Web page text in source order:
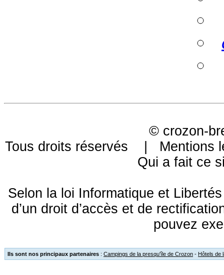
© crozon-
Tous droits réservés | Mentions
Qui a fait ce
Selon la loi Informatique et
d’un droit d’accès et de
pouvez
Ils sont nos principaux partenaires : Campings de la presqu'île de Crozon - Hôtels de